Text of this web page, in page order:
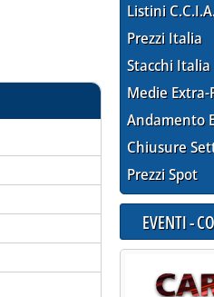
Listini
Prezzi Italia
Stacchi Italia
Medie Extra-
Andamento
Chiusure
Prezzi Spot
EVENTI -